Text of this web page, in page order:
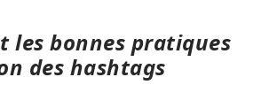
les bonnes pratiques
des hashtags